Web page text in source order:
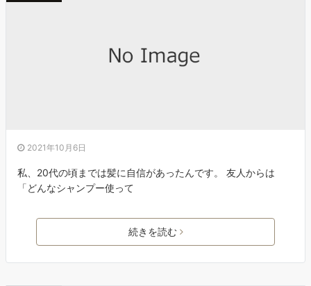
2021年10月6日
私、20代の頃までは髪に自信があったんです。 友人からは
「どんなシャンプー使って
続きを読む